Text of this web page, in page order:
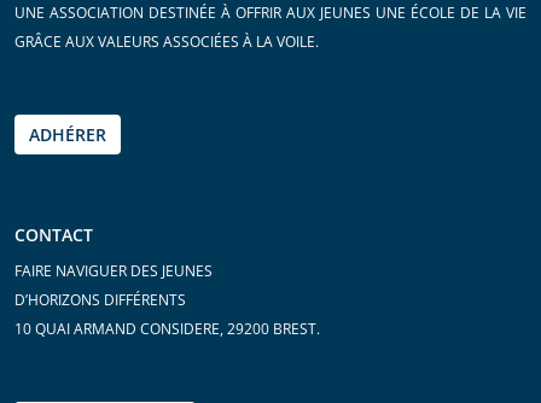
UNE ASSOCIATION DESTINÉE À OFFRIR AUX JEUNES UNE ÉCOLE DE LA VIE
GRÂCE AUX VALEURS ASSOCIÉES À LA VOILE.
ADHÉRER
CONTACT
FAIRE NAVIGUER DES JEUNES
D’HORIZONS DIFFÉRENTS
10 QUAI ARMAND CONSIDERE, 29200 BREST.